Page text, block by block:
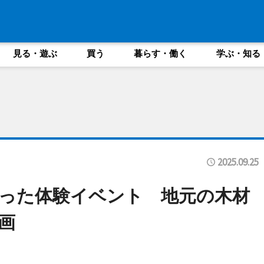
見る・遊ぶ 買う 暮らす・働く 学ぶ・知る
2025.09.25
た体験イベント 地元の木材